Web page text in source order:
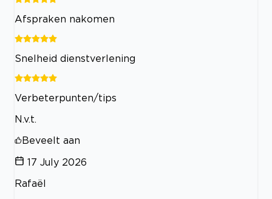
Afspraken nakomen
Snelheid dienstverlening
Verbeterpunten/tips
N.v.t.
Beveelt aan
17 July 2026
Rafaël